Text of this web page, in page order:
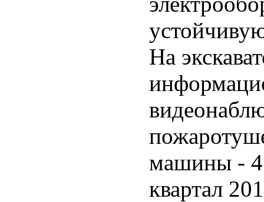
На
машины - 4
квартал